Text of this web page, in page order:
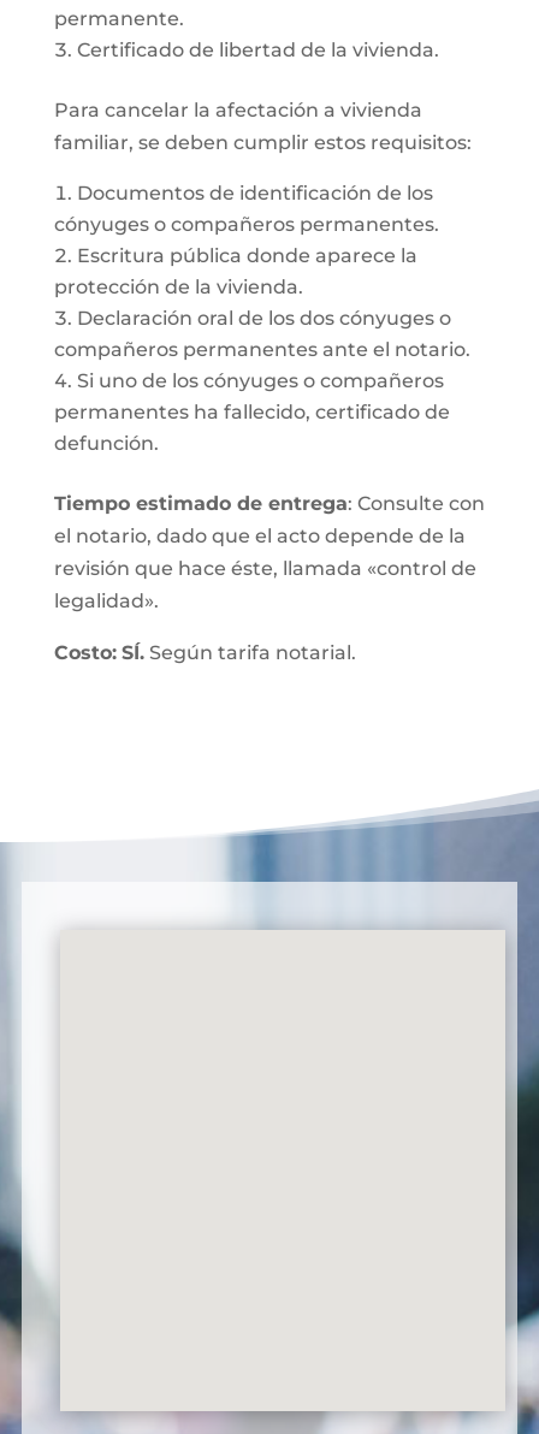
permanente.
Certificado de libertad de la vivienda.
Para cancelar la afectación a vivienda
familiar, se deben cumplir estos requisitos:
Documentos de identificación de los
cónyuges o compañeros permanentes.
Escritura pública donde aparece la
protección de la vivienda.
Declaración oral de los dos cónyuges o
compañeros permanentes ante el notario.
Si uno de los cónyuges o compañeros
permanentes ha fallecido, certificado de
defunción.
Tiempo estimado de entrega: Consulte con
el notario, dado que el acto depende de la
revisión que hace éste, llamada «control de
legalidad».
Costo: SÍ.Según tarifa notarial.